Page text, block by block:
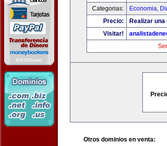
Categorias:
Economia,
Precio:
Realizar una
Visitar!
Otros dominios en venta: